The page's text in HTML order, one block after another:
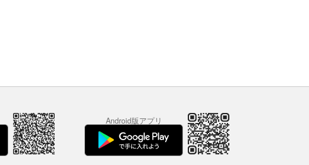
Android版アプリ